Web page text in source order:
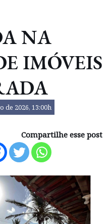
NA
IMÓVEIS
de 2026, 13:00h
Compartilhe esse post